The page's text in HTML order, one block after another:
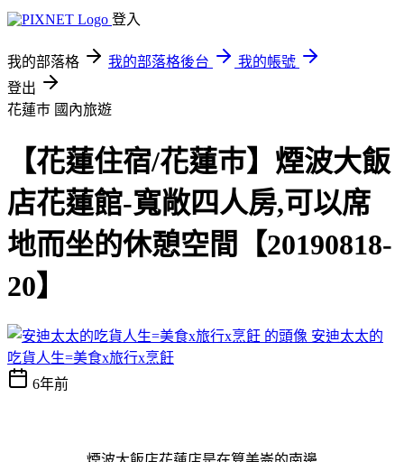
登入
我的部落格 我的部落格後台
我的帳號
登出
花蓮巿 國內旅遊
【花蓮住宿/花蓮巿】煙波大飯
店花蓮館-寬敞四人房,可以席
地而坐的休憩空間【20190818-
20】
安迪太太的
吃貨人生=美食x旅行x烹飪
6年前